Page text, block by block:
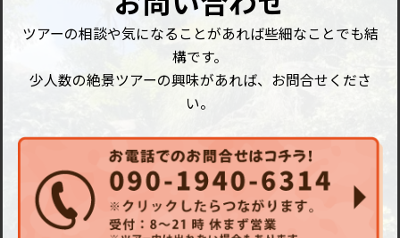
ツアーの相談や気になることがあれば些細なことでも結
構です。
少人数の絶景ツアーの興味があれば、お問合せくださ
い。